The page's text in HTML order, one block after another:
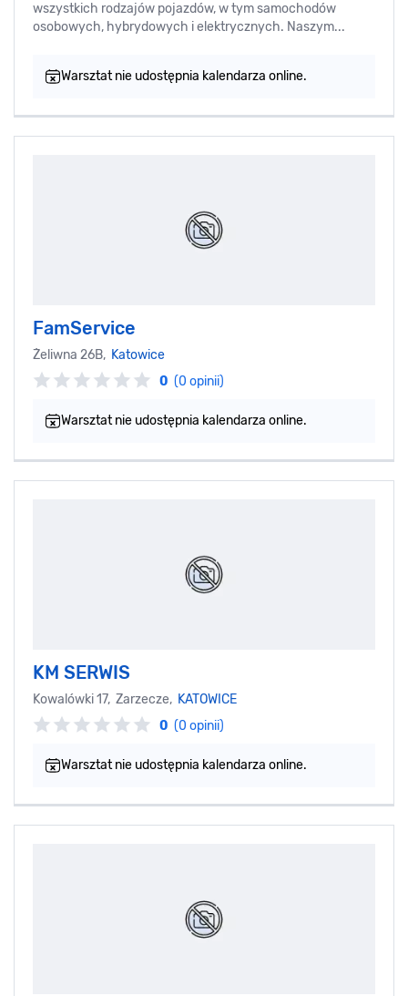
wszystkich rodzajów pojazdów, w tym samochodów
osobowych, hybrydowych i elektrycznych. Naszym...
Warsztat nie udostępnia kalendarza online.
FamService
Żeliwna 26B, Katowice
0 (0 opinii)
Warsztat nie udostępnia kalendarza online.
KM SERWIS
Kowalówki 17, Zarzecze, KATOWICE
0 (0 opinii)
Warsztat nie udostępnia kalendarza online.